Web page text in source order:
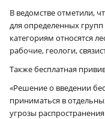
В ведомстве отметили,
для определенных
категориям относятся
рабочие, геологи,
Также бесплатная
«Решение о введении
приниматься в
угрозы